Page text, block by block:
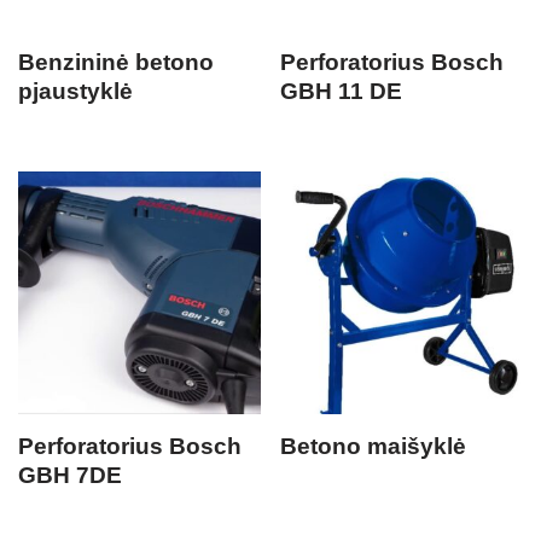
Benzininė betono
pjaustyklė
Perforatorius Bosch
GBH 11 DE
Perforatorius Bosch
GBH 7DE
Betono maišyklė